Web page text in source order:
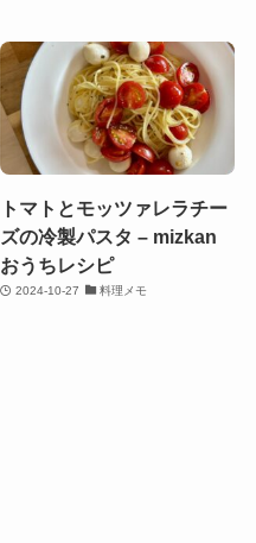
トマトとモッツァレラチー
ズの冷製パスタ – mizkan
おうちレシピ
2024-10-27 料理メモ